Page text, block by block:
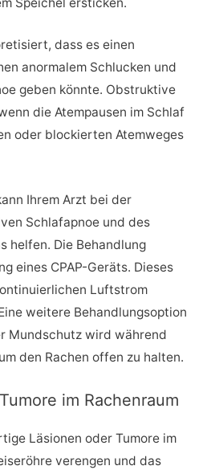
dass es einen
anormalem Schlucken und
geben könnte. Obstruktive
die Atempausen im Schlaf
oder blockierten Atemweges
Ihrem Arzt bei der
Schlafapnoe und des
helfen. Die Behandlung
eines CPAP-Geräts. Dieses
Luftstrom
weitere Behandlungsoption
Mundschutz wird während
den Rachen offen zu halten.
im Rachenraum
Läsionen oder Tumore im
verengen und das